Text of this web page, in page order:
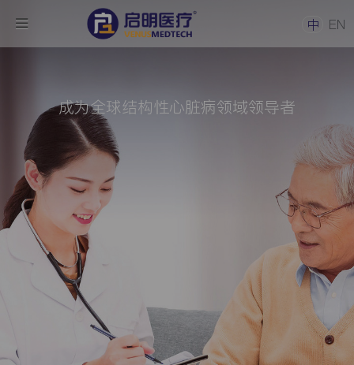
中 EN
成为全球结构性心脏病领域领导者
为严重威胁人类健康的重大疾病寻求最优解决